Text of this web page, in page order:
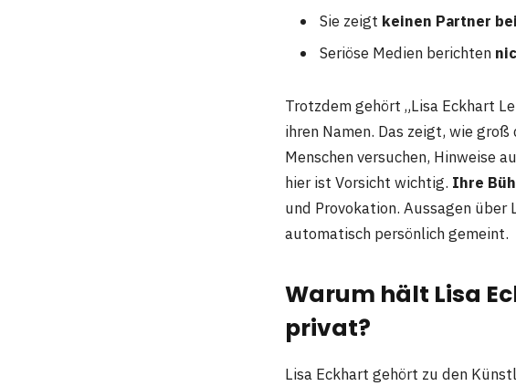
Sie zeigt keinen Partner
Seriöse Medien berichten
Trotzdem gehört „Lisa Eckhart
ihren Namen. Das zeigt, wie
Menschen versuchen, Hinweise
hier ist Vorsicht wichtig. Ihre
und Provokation. Aussagen
automatisch persönlich gemeint.
Warum hält Lisa
privat?
Lisa Eckhart gehört zu den